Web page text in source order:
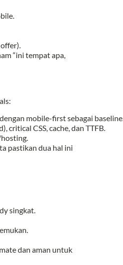
“ini tempat apa,
mobile-first sebagai baseline.
CSS, cache, dan TTFB.
pastikan dua hal ini
singkat.
dan aman untuk